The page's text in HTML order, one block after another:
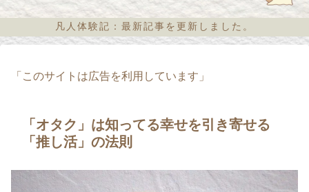
凡人体験記：最新記事を更新しました。
「このサイトは広告を利用しています」
「オタク」は知ってる幸せを引き寄せる
「推し活」の法則